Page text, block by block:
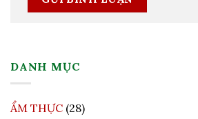
DANH MỤC
ẨM THỰC (28)